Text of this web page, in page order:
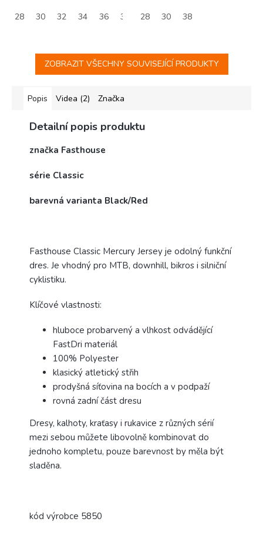
28 30 32 34 36 38 40 42
28 30 38
ZOBRAZIT VŠECHNY SOUVISEJÍCÍ PRODUKTY
Popis Videa (2) Značka
Detailní popis produktu
značka Fasthouse
série Classic
barevná varianta Black/Red
Fasthouse Classic Mercury Jersey je odolný funkční
dres. Je vhodný pro MTB, downhill, bikros i silniční
cyklistiku.
Klíčové vlastnosti:
hluboce probarvený a vlhkost odvádějící
FastDri materiál
100% Polyester
klasický atletický střih
prodyšná síťovina na bocích a v podpaží
rovná zadní část dresu
Dresy, kalhoty, kraťasy i rukavice z různých sérií
mezi sebou můžete libovolně kombinovat do
jednoho kompletu, pouze barevnost by měla být
sladěna.
kód výrobce 5850